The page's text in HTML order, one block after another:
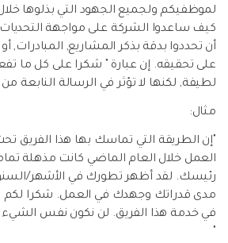
لموظفيكم ولجميع الجهود التي بذلوها
كيف ساعدوا الشركة على مواجهة التحديات
أن تحددوا بدقة بذكر المشاريع, المبادرات,
على تحقيقه. إن عبارة " شكرا على كل ما
لطيفة, لكنها لا تؤثر في الرسالة النابعة
مثال:
"إن الطريقة التي تماسك بها هذا
العمل خلال العام الماضي كانت مذهلة
رئيسك. لقد أظهر تطورك في الأشهر/
مدى قدراتك وجهدك في العمل. شكرا لكم
في خدمة هذا الفريق. لن نكون نفس
"